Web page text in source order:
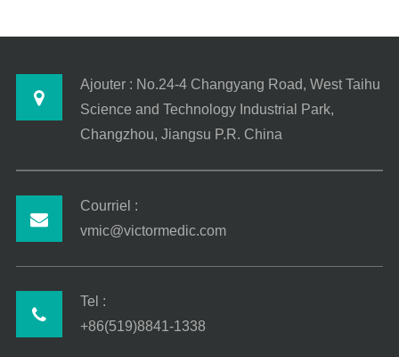
Ajouter : No.24-4 Changyang Road, West Taihu
Science and Technology Industrial Park,
Changzhou, Jiangsu P.R. China
Courriel :
vmic@victormedic.com
Tel :
+86(519)8841-1338